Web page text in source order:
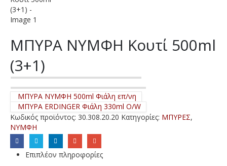
ΜΠΥΡΑ ΝΥΜΦΗ Κουτί 500ml
(3+1)
ΜΠΥΡΑ ΝΥΜΦΗ 500ml Φιάλη επ/νη
ΜΠΥΡΑ ERDINGER Φιάλη 330ml O/W
Κωδικός προϊόντος: 30.308.20.20 Κατηγορίες: ΜΠΥΡΕΣ,
ΝΥΜΦΗ
Επιπλέον πληροφορίες